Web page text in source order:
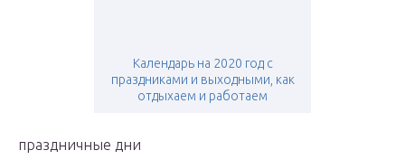
Календарь на 2020 год с
праздниками и выходными, как
отдыхаем и работаем
праздничные дни